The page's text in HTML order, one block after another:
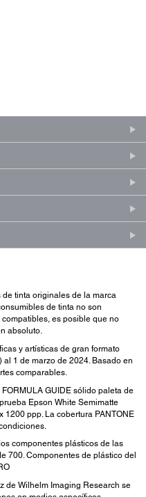
tinta originales de la marca
de tinta no son
es posible que no
absoluto.
y artísticas de gran formato
1 de marzo de 2024. Basado en
comparables.
GUIDE sólido paleta de
Epson White Semimatte
ppp. La cobertura PANTONE
componentes plásticos de las
700. Componentes de plástico del
de Wilhelm Imaging Research se